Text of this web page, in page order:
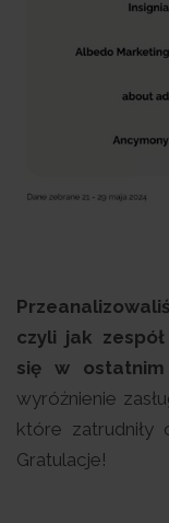
czyli jak
się w
wyróżnienie
które zatrudniły
Gratulacje!